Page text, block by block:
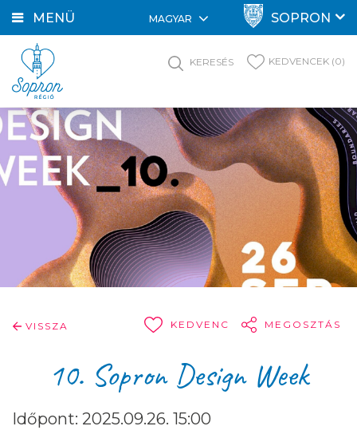
MENÜ MAGYAR SOPRON
KERESÉS KEDVENCEK (0)
VISSZA KEDVENC MEGOSZTÁS
10. Sopron Design Week
Időpont: 2025.09.26. 15:00